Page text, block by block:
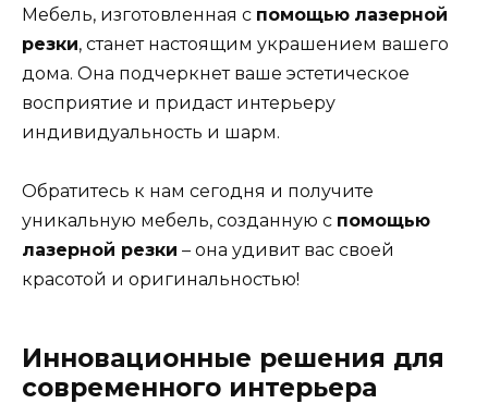
Мебель, изготовленная с помощью лазерной
резки, станет настоящим украшением вашего
дома. Она подчеркнет ваше эстетическое
восприятие и придаст интерьеру
индивидуальность и шарм.
Обратитесь к нам сегодня и получите
уникальную мебель, созданную с помощью
лазерной резки – она удивит вас своей
красотой и оригинальностью!
Инновационные решения для
современного интерьера